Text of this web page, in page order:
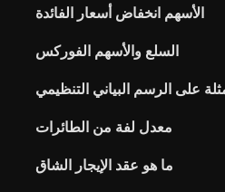
الأسهم انخفاض أسعار الفائدة
السلع والأسهم الفوركس
على الرسم البياني التنظيمي
معدل لفة من الطائرات
ما هو عقد الإيجار الشاق